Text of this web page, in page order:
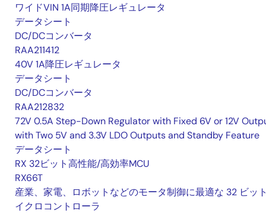
ワイドVIN 1A同期降圧レギュレータ
データシート
DC/DCコンバータ
RAA211412
40V 1A降圧レギュレータ
データシート
DC/DCコンバータ
RAA212832
72V 0.5A Step-Down Regulator with Fixed 6V or 12V
with Two 5V and 3.3V LDO Outputs and Standby Feature
データシート
RX 32ビット高性能/高効率MCU
RX66T
産業、家電、ロボットなどのモータ制御に最適な 32 ビッ
イクロコントローラ